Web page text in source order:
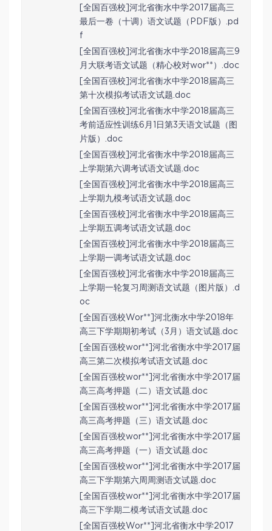
[全国百强校]河北省衡水中学2017届高三
最后一卷（十调）语文试题（PDF版）.pd
f
[全国百强校]河北省衡水中学2018届高三9
月大联考语文试题（精心校对wor**）.doc
[全国百强校]河北省衡水中学2018届高三
第十次模拟考试语文试题.doc
[全国百强校]河北省衡水中学2018届高三
考前适应性训练6月1日第3天语文试题（图
片版）.doc
[全国百强校]河北省衡水中学2018届高三
上学期第六调考试语文试题.doc
[全国百强校]河北省衡水中学2018届高三
上学期九模考试语文试题.doc
[全国百强校]河北省衡水中学2018届高三
上学期五调考试语文试题.doc
[全国百强校]河北省衡水中学2018届高三
上学期一调考试语文试题.doc
[全国百强校]河北省衡水中学2018届高三
上学期一轮复习周测语文试题（图片版）.d
oc
[全国百强校Wor**]河北衡水中学2018年
高三下学期期初考试（3月）语文试题.doc
[全国百强校wor**]河北省衡水中学2017届
高三第二次模拟考试语文试题.doc
[全国百强校wor**]河北省衡水中学2017届
高三高考押题（二）语文试题.doc
[全国百强校wor**]河北省衡水中学2017届
高三高考押题（三）语文试题.doc
[全国百强校wor**]河北省衡水中学2017届
高三高考押题（一）语文试题.doc
[全国百强校wor**]河北省衡水中学2017届
高三下学期第六周周测语文试题.doc
[全国百强校wor**]河北省衡水中学2017届
高三下学期二模考试语文试题.doc
[全国百强校Wor**]河北省衡水中学2017